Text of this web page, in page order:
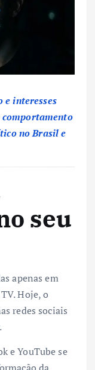
e interesses
no Brasil e
seu
apenas em
Hoje, o
redes sociais
e YouTube se